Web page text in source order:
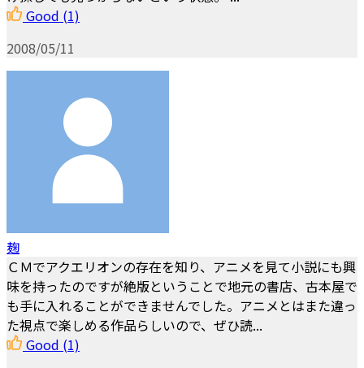
Good (1)
2008/05/11
麹
ＣＭでアクエリオンの存在を知り、アニメを見て小説にも興
味を持ったのですが絶版ということで地元の書店、古本屋で
も手に入れることができませんでした。アニメとはまた違っ
た視点で楽しめる作品らしいので、ぜひ読...
Good (1)